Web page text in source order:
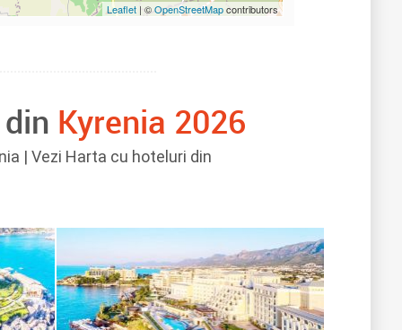
Leaflet| ©OpenStreetMapcontributors
Kyrenia 2026
| Vezi Harta cu hoteluri din